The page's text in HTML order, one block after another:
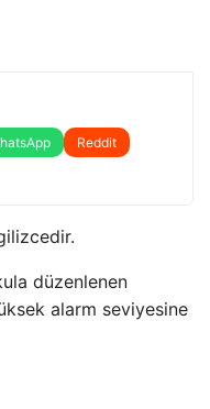
Reddit
düzenlenen
alarm seviyesine